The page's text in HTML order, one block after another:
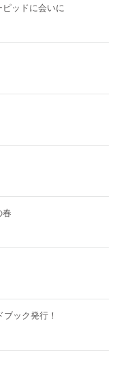
ピッドに会いに
春
ック発行！